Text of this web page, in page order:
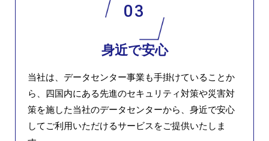
03
身近で安心
当社は、データセンター事業も手掛けていることか
ら、四国内にある先進のセキュリティ対策や災害対
策を施した当社のデータセンターから、身近で安心
してご利用いただけるサービスをご提供いたしま